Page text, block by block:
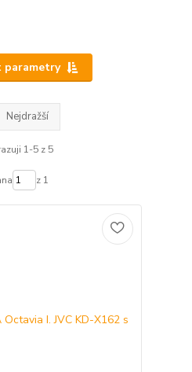
parametry
Nejdražší
1-5 z 5
z 1